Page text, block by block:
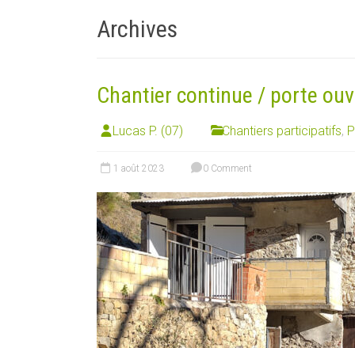
Archives
Chantier continue / porte
Lucas P. (07) Chantiers participatifs,
1 août 2023 0 Comment